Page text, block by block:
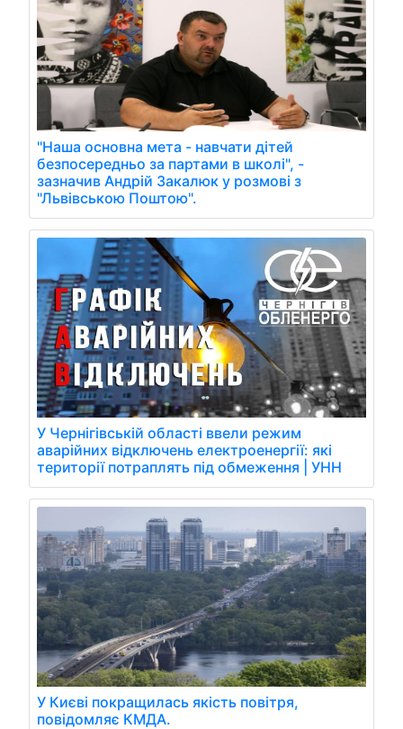
"Наша основна мета - навчати дітей
безпосередньо за партами в школі", -
зазначив Андрій Закалюк у розмові з
"Львівською Поштою".
У Чернігівській області ввели режим
аварійних відключень електроенергії: які
території потраплять під обмеження | УНН
У Києві покращилась якість повітря,
повідомляє КМДА.